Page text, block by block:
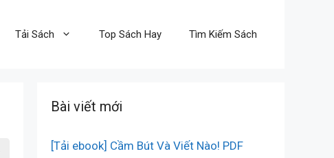
Tải Sách Top Sách Hay Tìm Kiếm Sách
Bài viết mới
[Tải ebook] Cầm Bút Và Viết Nào! PDF